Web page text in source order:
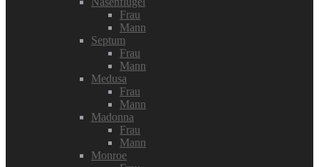
Frau
Mann
Septum
Frau
Mann
Medusa
Frau
Mann
Madonna
Frau
Mann
Monroe